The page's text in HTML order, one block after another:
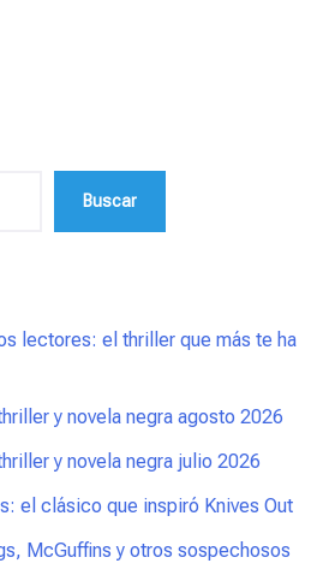
Buscar
lectores: el thriller que más te ha
y novela negra agosto 2026
y novela negra julio 2026
el clásico que inspiró Knives Out
McGuffins y otros sospechosos